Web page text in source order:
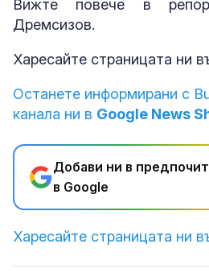
Вижте повече в
Дремсизов.
Харесайте страницата ни
Останете информирани с
канала ни в Google News
Добави ни в
в Google
Харесайте страницата ни